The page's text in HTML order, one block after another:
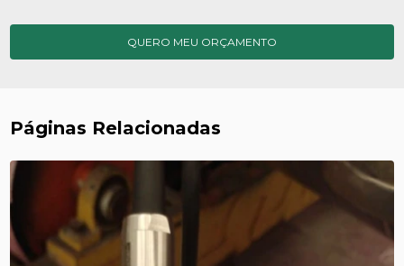
QUERO MEU ORÇAMENTO
Páginas Relacionadas